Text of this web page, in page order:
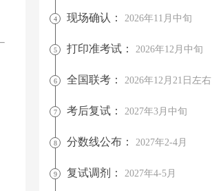
4 现场确认： 2026年11月中旬
5 打印准考试： 2026年12月中旬
6 全国联考： 2026年12月21日左右
7 考后复试： 2027年3月中旬
8 分数线公布： 2027年2-4月
9 复试调剂： 2027年4-5月